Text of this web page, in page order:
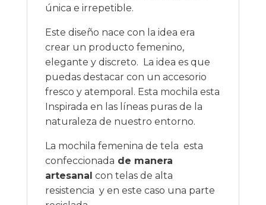
única e irrepetible.
Este diseño nace con la idea era
crear un producto femenino,
elegante y discreto. La idea es que
puedas destacar con un accesorio
fresco y atemporal. Esta mochila esta
Inspirada en las líneas puras de la
naturaleza de nuestro entorno.
La mochila femenina de tela esta
confeccionada de manera
artesanal con telas de alta
resistencia y en este caso una parte